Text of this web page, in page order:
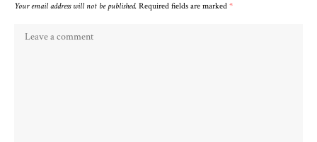
Your email address will not be published. Required fields are marked *